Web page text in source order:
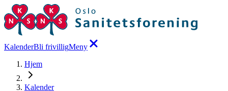
KalenderBli frivilligMeny
Hjem
Kalender